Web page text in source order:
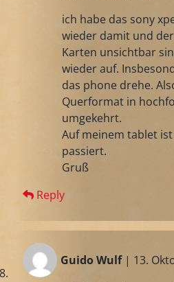
ich habe das sony
wieder damit und
Karten unsichtbar
wieder auf.
das phone drehe.
Querformat in
umgekehrt.
Auf meinem tablet
passiert.
Gruß
Reply
Guido Wulf| 13.